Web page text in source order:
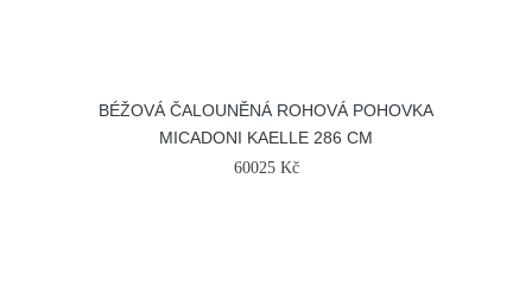
BÉŽOVÁ ČALOUNĚNÁ ROHOVÁ POHOVKA
MICADONI KAELLE 286 CM
60025 Kč